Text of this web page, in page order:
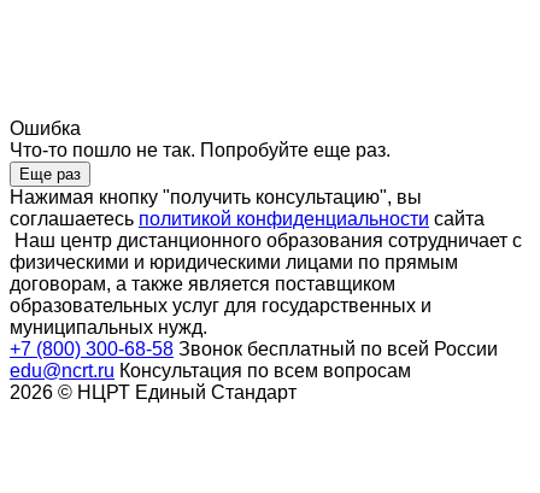
Ошибка
Что-то пошло не так. Попробуйте еще раз.
Еще раз
Нажимая кнопку "получить консультацию", вы
соглашаетесь политикой конфиденциальности сайта
Наш центр дистанционного образования сотрудничает с
физическими и юридическими лицами по прямым
договорам, а также является поставщиком
образовательных услуг для государственных и
муниципальных нужд.
+7 (800) 300-68-58 Звонок бесплатный по всей России
edu@ncrt.ru Консультация по всем вопросам
2026 © НЦРТ Единый Стандарт